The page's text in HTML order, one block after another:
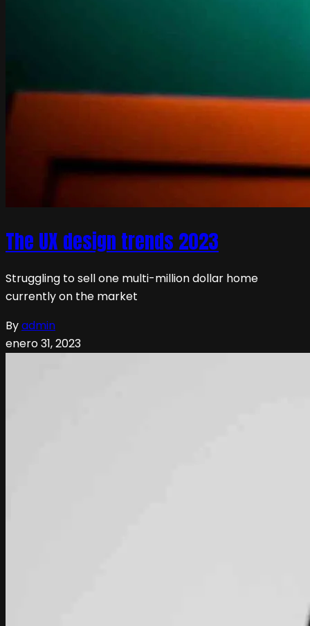
The UX design trends 2023
Struggling to sell one multi-million dollar home
currently on the market
Byadmin
enero 31, 2023